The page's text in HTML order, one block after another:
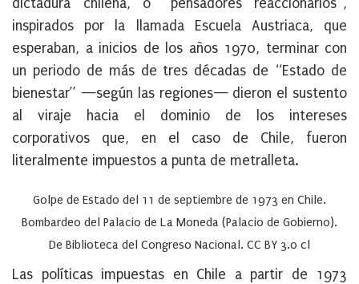
dictadura chilena, o “pensadores reaccionarios”,
inspirados por la llamada Escuela Austriaca, que
esperaban, a inicios de los años 1970, terminar con
un periodo de más de tres décadas de “Estado de
bienestar” —según las regiones— dieron el sustento
al viraje hacia el dominio de los intereses
corporativos que, en el caso de Chile, fueron
literalmente impuestos a punta de metralleta.
Golpe de Estado del 11 de septiembre de 1973 en Chile.
Bombardeo del Palacio de La Moneda (Palacio de Gobierno).
De Biblioteca del Congreso Nacional. CC BY 3.0 cl
Las políticas impuestas en Chile a partir de 1973